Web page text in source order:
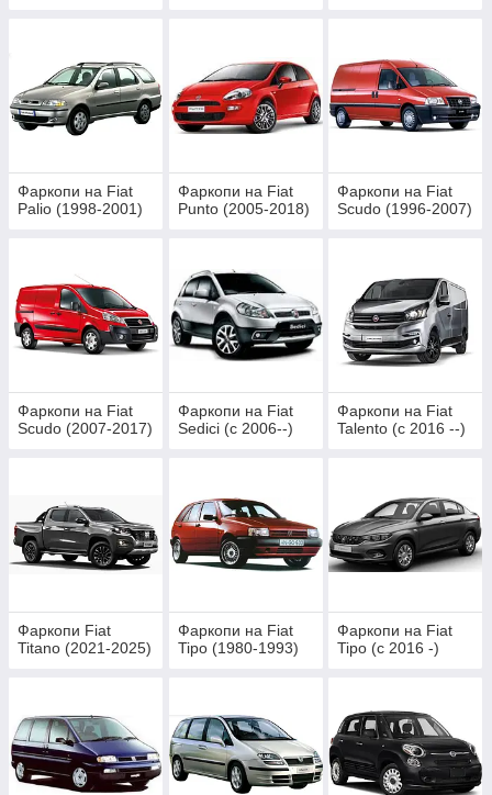
Фаркопи на Fiat
Palio (1998-2001)
Фаркопи на Fiat
Punto (2005-2018)
Фаркопи на Fiat
Scudo (1996-2007)
Фаркопи на Fiat
Scudo (2007-2017)
Фаркопи на Fiat
Sedici (c 2006--)
Фаркопи на Fiat
Talento (c 2016 --)
Фаркопи Fiat
Titano (2021-2025)
Фаркопи на Fiat
Tipo (1980-1993)
Фаркопи на Fiat
Tipo (c 2016 -)